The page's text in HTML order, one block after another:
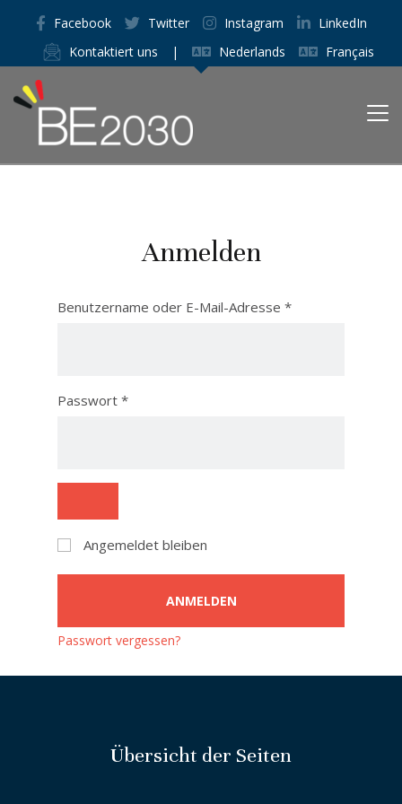
Facebook Twitter Instagram
LinkedIn
Kontaktiert uns
| Nederlands Français
Anmelden
Benutzername oder E-Mail-Adresse *
Passwort *
Angemeldet bleiben
ANMELDEN
Passwort vergessen?
Übersicht der Seiten